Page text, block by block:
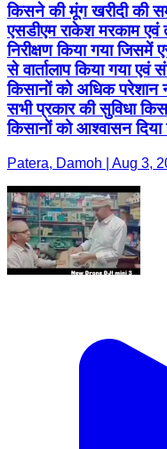
किसने की मूंग खरीदी की
एसडीएम राकेश मरकाम एवं
निरीक्षण किया गया जिसमें
से वार्तालाप किया गया एवं
किसानों को अधिक परेशान
सभी प्रकार की सुविधा
किसानों को आश्वासन दिया
Patera, Damoh | Aug 3,